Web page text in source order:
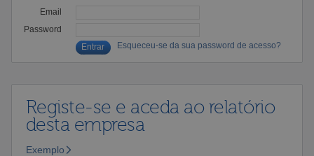
Email
Password
Esqueceu-se da sua password de acesso?
Registe-se e aceda ao relatório
desta empresa
Exemplo